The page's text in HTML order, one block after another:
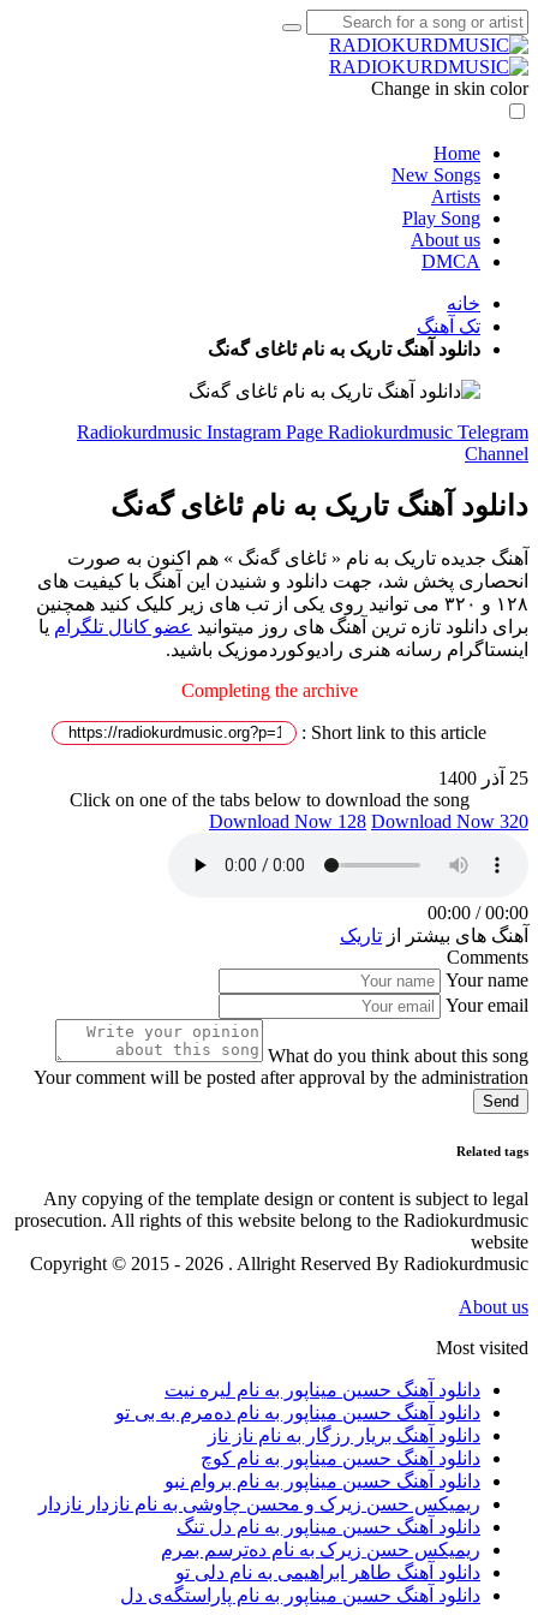
Change in skin color
Home
New Songs
Artists
Play Song
About us
DMCA
خانه
تک آهنگ
دانلود آهنگ تاریک به نام ئاغای گەنگ
Radiokurdmusic Instagram Page Radiokurdmusic Telegram
Channel
دانلود آهنگ تاریک به نام ئاغای گەنگ
آهنگ جدیده تاریک به نام « ئاغای گەنگ » هم اکنون به صورت
انحصاری پخش شد، جهت دانلود و شنیدن این آهنگ با کیفیت های
۱۲۸ و ۳۲۰ می توانید روی یکی از تب های زیر کلیک کنید همچنین
برای دانلود تازه ترین آهنگ های روز میتوانید عضو کانال تلگرام یا
اینستاگرام رسانه هنری رادیوکوردموزیک باشید.
Completing the archive
Short link to this article :
25 آذر 1400
Click on one of the tabs below to download the song
Download Now 128 Download Now 320
00:00
/
00:00
آهنگ های بیشتر از تاریک
Comments
Your name
Your email
What do you think about this song
Your comment will be posted after approval by the administration
Send
Related tags
Any copying of the template design or content is subject to legal
prosecution. All rights of this website belong to the Radiokurdmusic
website
Copyright © 2015 - 2026 . Allright Reserved By Radiokurdmusic
About us
Most visited
دانلود آهنگ حسین میناپور به نام لیره نیت
دانلود آهنگ حسین میناپور به نام دەمرم بە بی تو
دانلود آهنگ بریار رزگار به نام ناز ناز
دانلود آهنگ حسین میناپور به نام کوچ
دانلود آهنگ حسین میناپور به نام بروام نبو
ریمیکس حسن زیرک و محسن چاوشی به نام نازدار نازدار
دانلود آهنگ حسین میناپور به نام دل تنگ
ریمیکس حسن زیرک به نام دەترسم بمرم
دانلود آهنگ طاهر ابراهیمی به نام دلی تو
دانلود آهنگ حسین میناپور به نام پاراستگەی دل